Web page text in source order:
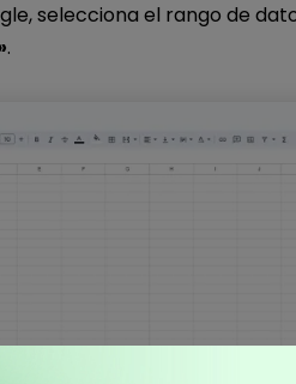
selecciona el rango de
.